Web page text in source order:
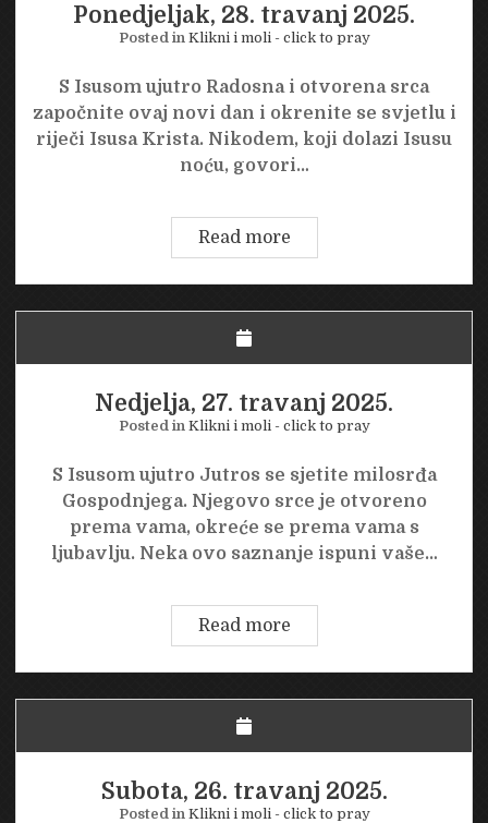
Ponedjeljak, 28. travanj 2025.
Posted in Klikni i moli - click to pray
S Isusom ujutro Radosna i otvorena srca
započnite ovaj novi dan i okrenite se svjetlu i
riječi Isusa Krista. Nikodem, koji dolazi Isusu
noću, govori…
Read morePonedjeljak,
28.
travanj
2025.
Nedjelja, 27. travanj 2025.
Posted in Klikni i moli - click to pray
S Isusom ujutro Jutros se sjetite milosrđa
Gospodnjega. Njegovo srce je otvoreno
prema vama, okreće se prema vama s
ljubavlju. Neka ovo saznanje ispuni vaše…
Read moreNedjelja,
27.
travanj
2025.
Subota, 26. travanj 2025.
Posted in Klikni i moli - click to pray